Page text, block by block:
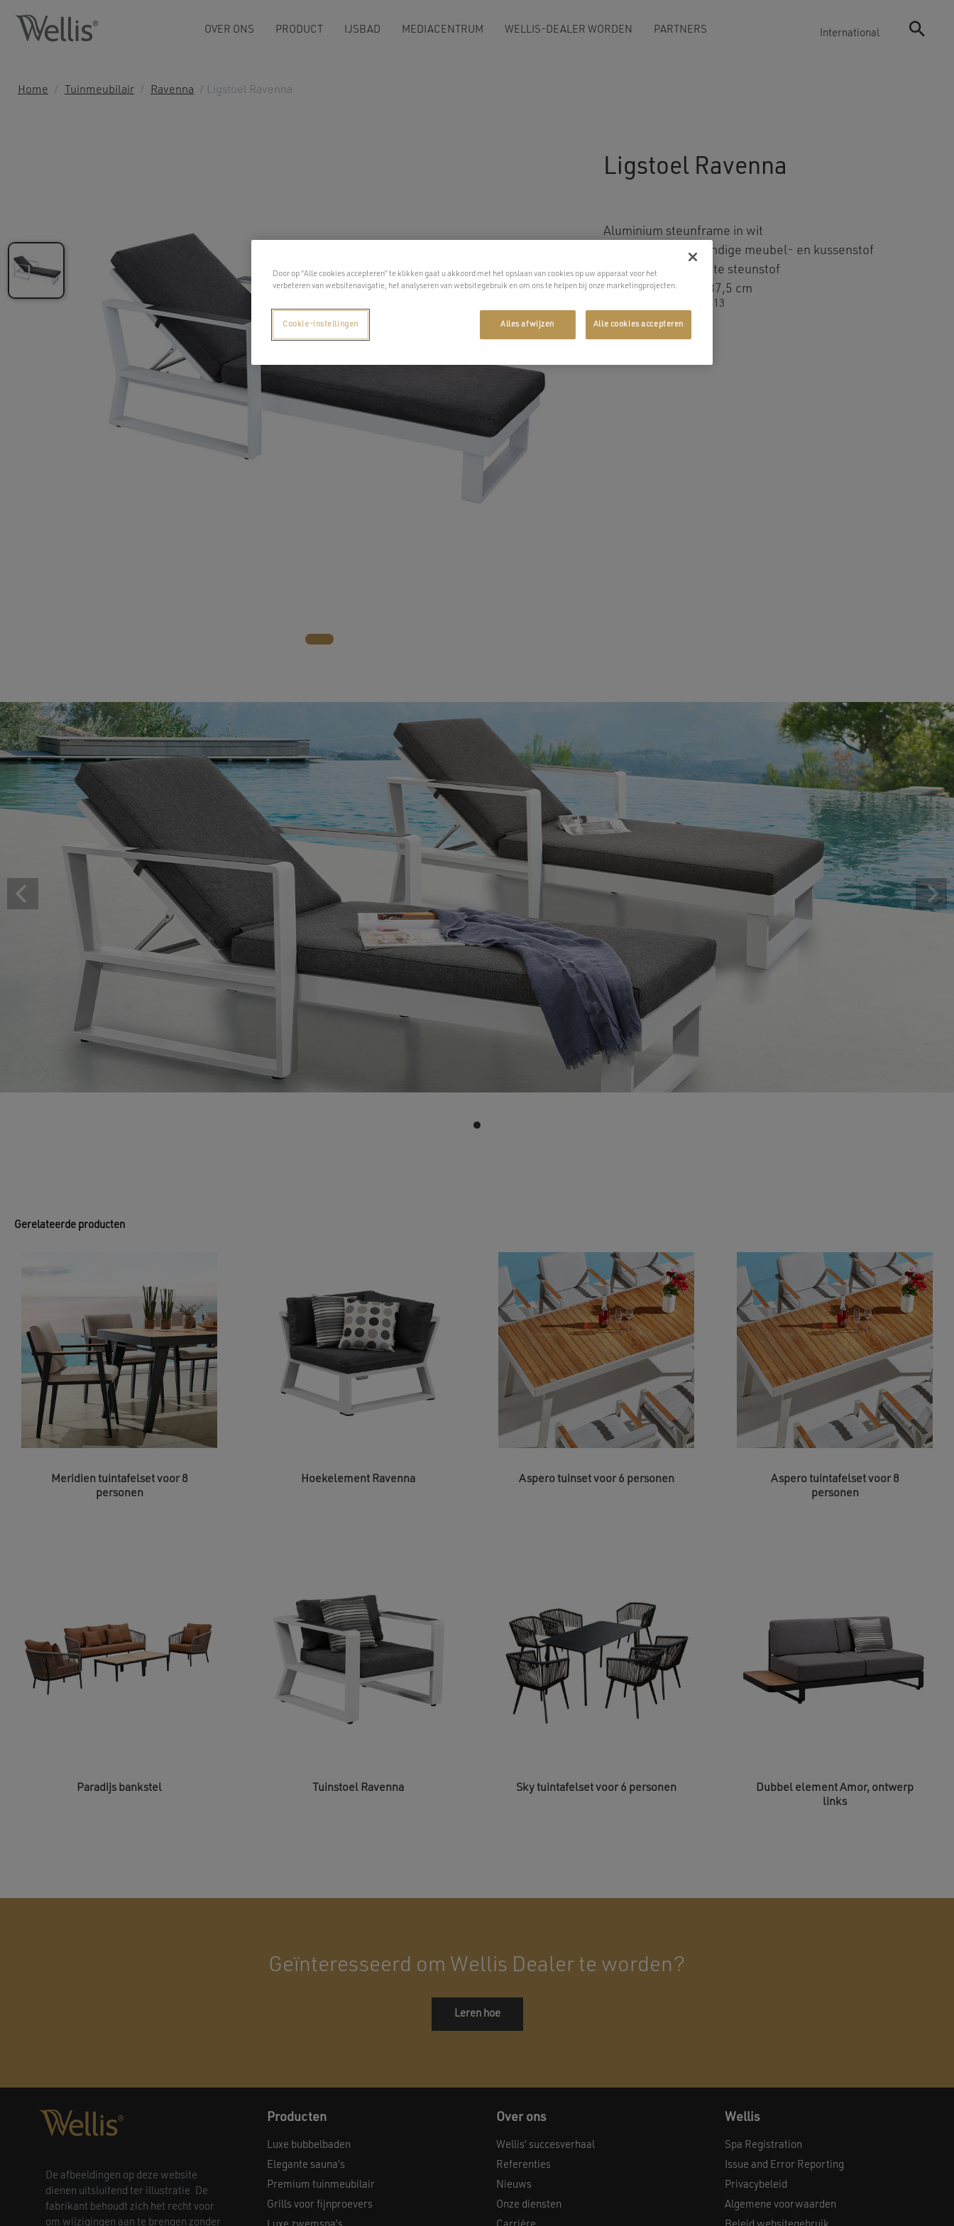
OVER ONS PRODUCT IJSBAD MEDIACENTRUM WELLIS-DEALER WORDEN PARTNERS International
Home / Tuinmeubilair / Ravenna / Ligstoel Ravenna
Ligstoel Ravenna
Aluminium steunframe in wit
Olefin – weerbestendige meubel- en kussenstof
Textilene waterdichte steunstof
Afmeting: 200x80x87,5 cm
WB00413
Gerelateerde producten
Meridien tuintafelset voor 8
personen
Hoekelement Ravenna Aspero tuinset voor 6 personen
Aspero tuintafelset voor 8
personen
Paradijs bankstel Tuinstoel Ravenna Sky tuintafelset voor 6 personen
Dubbel element Amor, ontwerp
links
Geïnteresseerd om Wellis Dealer te worden?
Leren hoe
De afbeeldingen op deze website
dienen uitsluitend ter illustratie. De
fabrikant behoudt zich het recht voor
om wijzigingen aan te brengen zonder
Producten
Luxe bubbelbaden
Elegante sauna’s
Premium tuinmeubilair
Grills voor fijnproevers
Over ons
Wellis’ succesverhaal
Referenties
Nieuws
Onze diensten
Wellis
Spa Registration
Issue and Error Reporting
Privacybeleid
Algemene voorwaarden
Door op “Alle cookies accepteren” te klikken gaat u akkoord met het opslaan van cookies op uw apparaat voor het
verbeteren van websitenavigatie, het analyseren van websitegebruik en om ons te helpen bij onze marketingprojecten.
Alles afwijzen Alle cookies accepteren
Cookie-instellingen